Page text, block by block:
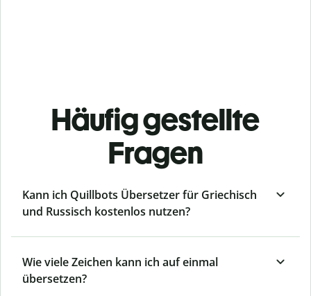
Häufig gestellte
Fragen
Kann ich Quillbots Übersetzer für Griechisch
und Russisch kostenlos nutzen?
Wie viele Zeichen kann ich auf einmal
übersetzen?